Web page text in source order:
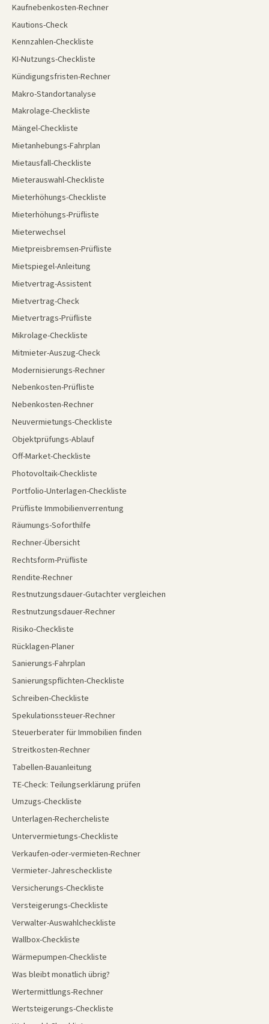
Kaufnebenkosten-Rechner
Kautions-Check
Kennzahlen-Checkliste
KI-Nutzungs-Checkliste
Kündigungsfristen-Rechner
Makro-Standortanalyse
Makrolage-Checkliste
Mängel-Checkliste
Mietanhebungs-Fahrplan
Mietausfall-Checkliste
Mieterauswahl-Checkliste
Mieterhöhungs-Checkliste
Mieterhöhungs-Prüfliste
Mieterwechsel
Mietpreisbremsen-Prüfliste
Mietspiegel-Anleitung
Mietvertrag-Assistent
Mietvertrag-Check
Mietvertrags-Prüfliste
Mikrolage-Checkliste
Mitmieter-Auszug-Check
Modernisierungs-Rechner
Nebenkosten-Prüfliste
Nebenkosten-Rechner
Neuvermietungs-Checkliste
Objektprüfungs-Ablauf
Off-Market-Checkliste
Photovoltaik-Checkliste
Portfolio-Unterlagen-Checkliste
Prüfliste Immobilienverrentung
Räumungs-Soforthilfe
Rechner-Übersicht
Rechtsform-Prüfliste
Rendite-Rechner
Restnutzungsdauer-Gutachter vergleichen
Restnutzungsdauer-Rechner
Risiko-Checkliste
Rücklagen-Planer
Sanierungs-Fahrplan
Sanierungspflichten-Checkliste
Schreiben-Checkliste
Spekulationssteuer-Rechner
Steuerberater für Immobilien finden
Streitkosten-Rechner
Tabellen-Bauanleitung
TE-Check: Teilungserklärung prüfen
Umzugs-Checkliste
Unterlagen-Rechercheliste
Untervermietungs-Checkliste
Verkaufen-oder-vermieten-Rechner
Vermieter-Jahrescheckliste
Versicherungs-Checkliste
Versteigerungs-Checkliste
Verwalter-Auswahlcheckliste
Wallbox-Checkliste
Wärmepumpen-Checkliste
Was bleibt monatlich übrig?
Wertermittlungs-Rechner
Wertsteigerungs-Checkliste